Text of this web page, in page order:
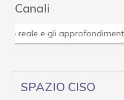
Canali
Attacchi hacker e
SPAZIO CISO